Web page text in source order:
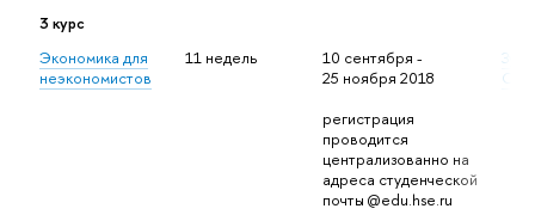
3 курс
Экономика для
неэкономистов
11 недель
10 сентября -
25 ноября 2018
регистрация
проводится
централизованно на
адреса студенческой
почты @edu.hse.ru